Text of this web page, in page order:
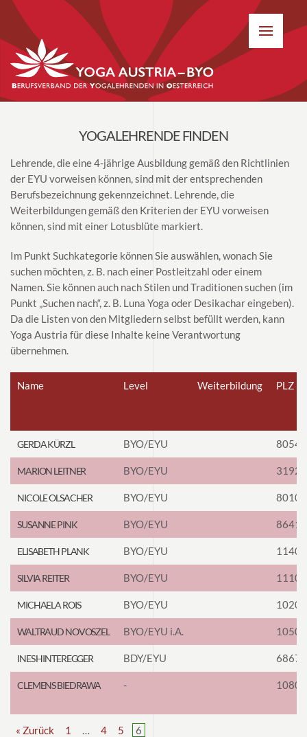
YOGALEHRENDE FINDEN
Lehrende, die eine 4-jährige Ausbildung gemäß den Richtlinien
der EYU vorweisen können, sind mit der entsprechenden
Berufsbezeichnung gekennzeichnet. Lehrende, die
Weiterbildungen gemäß den Kriterien der EYU vorweisen
können, sind mit einer Lotusblüte markiert.
Im Punkt Suchkategorie können Sie auswählen, wonach Sie
suchen möchten, z. B. nach einer Postleitzahl oder einem
Namen. Sie können auch nach Stilen und Traditionen suchen (im
Punkt „Suchen nach“, z. B. Luna Yoga oder Desikachar eingeben).
Da die Listen von den Mitgliedern selbst befüllt werden, kann
Yoga Austria für diese Inhalte keine Verantwortung
übernehmen.
Name Level Weiterbildung PLZ
GERDA KÜRZL BYO/EYU 8054
MARION LEITNER BYO/EYU 3192
NICOLE OLSACHER BYO/EYU 8010
SUSANNE PINK BYO/EYU 8641
ELISABETH PLANK BYO/EYU 1140
SILVIA REITER BYO/EYU 1110
MICHAELA ROIS BYO/EYU 1020
WALTRAUD NOVOSZEL BYO/EYU i.A. 1050
INES HINTEREGGER BDY/EYU 6867
CLEMENS BIEDRAWA - 1080
« Zurück 1 … 4 5 6